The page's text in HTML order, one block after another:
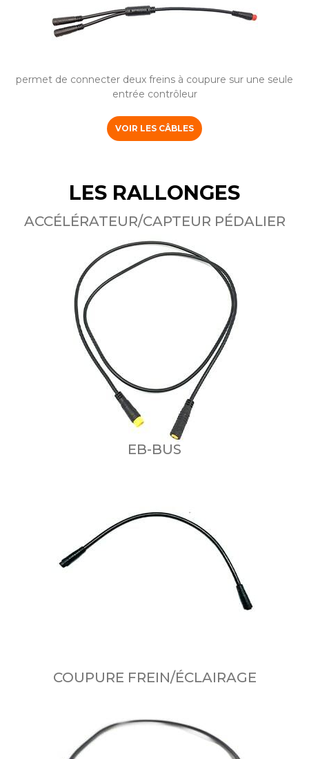
permet de connecter deux freins à coupure sur une seule
entrée contrôleur
VOIR LES CÂBLES
LES RALLONGES
ACCÉLÉRATEUR/CAPTEUR PÉDALIER
EB-BUS
COUPURE FREIN/ÉCLAIRAGE